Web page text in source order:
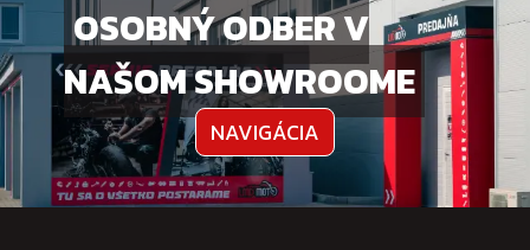
OSOBNÝ ODBER V
NAŠOM SHOWROOME
NAVIGÁCIA